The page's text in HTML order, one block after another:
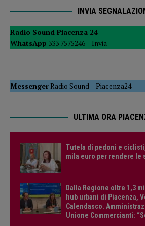
INVIA
Radio Sound Piacenza 24
WhatsApp 333 7575246 – Invia
MessengerRadio Sound –Piacenza24
ULTIMA ORA
Tutela di pedoni e
mila euro per rendere le
Dalla Regione oltre 1,3
hub urbani di Piacenza,
Calendasco.
Unione Commercianti: